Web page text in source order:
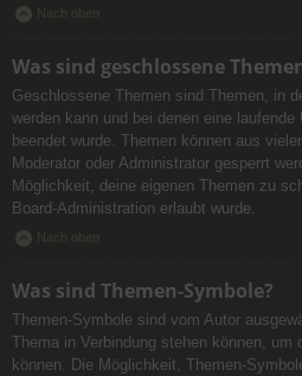
Nach oben
Was sind geschlossene
Geschlossene Themen sind Themen, in
werden kann und bei denen eine
beendet wurde. Themen können aus
Moderator oder Administrator gesperrt
Möglichkeit, deine eigenen Themen zu
Board-Administration erlaubt wurde.
Nach oben
Was sind Themen-Symbole?
Themen-Symbole sind vom Autor
Thema in Verbindung stehen können, um
können. Die Möglichkeit, Themen-